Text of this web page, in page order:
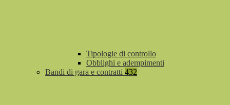
Tipologie di controllo
Obblighi e adempimenti
Bandi di gara e contratti 432